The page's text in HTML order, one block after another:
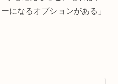
になるオプションがある」